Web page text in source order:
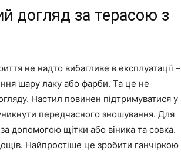
догляд за терасою з
не надто вибагливе в експлуатації –
шару лаку або фарби. Та це не
Настил повинен підтримуватися у
передчасного зношування. Для
допомогою щітки або віника та совка.
Найпростіше це зробити ганчіркою